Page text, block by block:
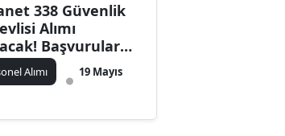
338 Güvenlik
Alımı
Başvurular
Açıklandı
Alımı
19 Mayıs